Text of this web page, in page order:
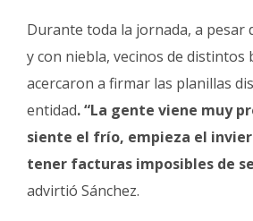
Durante toda la jornada, a pesar
y con niebla, vecinos de distintos
acercaron a firmar las planillas
entidad. “La gente viene muy
siente el frío, empieza el
tener facturas imposibles de
advirtió Sánchez.